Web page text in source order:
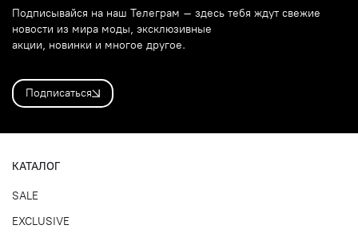
Подписывайся на наш Телеграм – здесь тебя ждут свежие
новости из мира моды, эксклюзивные
акции, новинки и многое другое.
Подписаться
КАТАЛОГ
SALE
EXCLUSIVE